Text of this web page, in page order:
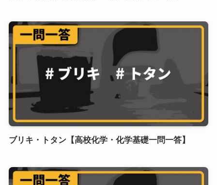
ブリキ・トタン【高校化学・化学基礎一問一答】